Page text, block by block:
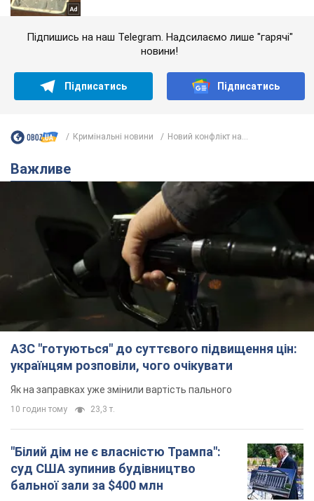
Підпишись на наш Telegram. Надсилаємо лише "гарячі"
новини!
Підписатись Підписатись
Кримінальні новини Новий конфлікт на...
Важливе
АЗС "готуються" до суттєвого підвищення цін:
українцям розповіли, чого очікувати
Як на заправках уже змінили вартість пального
10 годин тому 23,3 т.
"Білий дім не є власністю Трампа":
суд США зупинив будівництво
бальної зали за $400 млн